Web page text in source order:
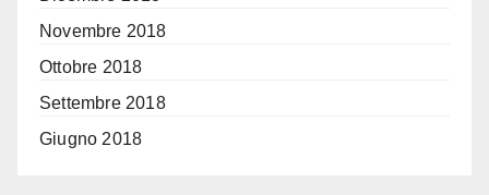
Novembre 2018
Ottobre 2018
Settembre 2018
Giugno 2018